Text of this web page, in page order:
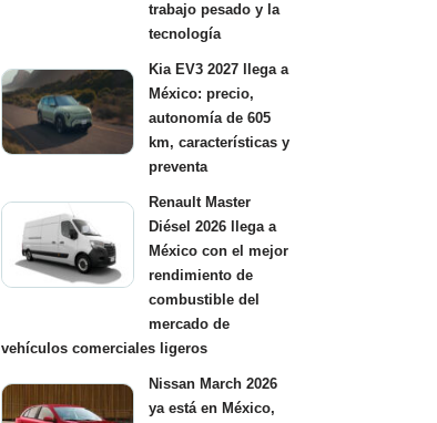
trabajo pesado y la
tecnología
Kia EV3 2027 llega a
México: precio,
autonomía de 605
km, características y
preventa
Renault Master
Diésel 2026 llega a
México con el mejor
rendimiento de
combustible del
mercado de
vehículos comerciales ligeros
Nissan March 2026
ya está en México,